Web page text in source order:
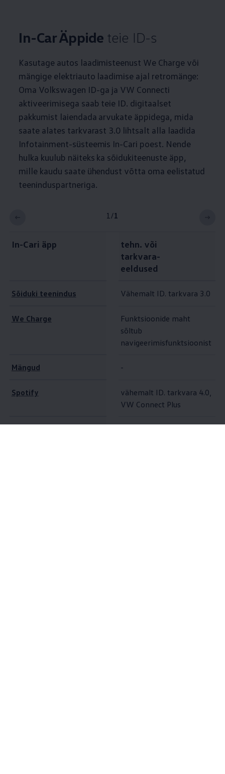
In-Car Äppide teie ID-s
Kasutage autos laadimisteenust We Charge või
mängige elektriauto laadimise ajal retromänge:
Oma Volkswagen ID-ga ja VW Connecti
aktiveerimisega saab teie ID. digitaalset
pakkumist laiendada arvukate äppidega, mida
saate alates tarkvarast 3.0 lihtsalt alla laadida
Infotainment-süsteemis In-Cari poest. Nende
hulka kuulub näiteks ka sõidukiteenuste äpp,
mille kaudu saate ühendust võtta oma eelistatud
teeninduspartneriga.
1 /1
In-Cari äpp
tehn. või
tarkvara-
eeldused
Sõiduki teenindus Vähemalt ID. tarkvara 3.0
We Charge
Funktsioonide maht
sõltub
navigeerimisfunktsioonist
Mängud -
Spotify
vähemalt ID. tarkvara 4.0,
VW Connect Plus